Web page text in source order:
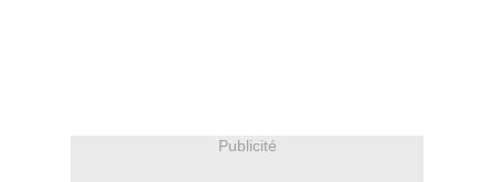
Publicité